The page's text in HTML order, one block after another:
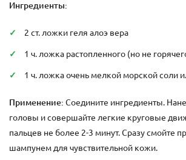
Ингредиенты:
2 ст. ложки геля алоэ вера
1 ч. ложка растопленного (но не
1 ч. ложка очень мелкой морской соли
Применение: Соедините ингредиенты.
головы и совершайте легкие круговые
пальцев не более 2-3 минут. Сразу смойте
шампунем для чувствительной кожи.